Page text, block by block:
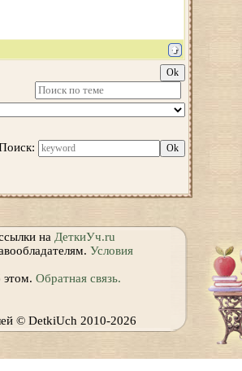
на ДеткиУч.ru
Условия
этом. Обратная связь.
© DetkiUch 2010-2026